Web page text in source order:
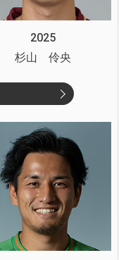
2025
杉山 伶央